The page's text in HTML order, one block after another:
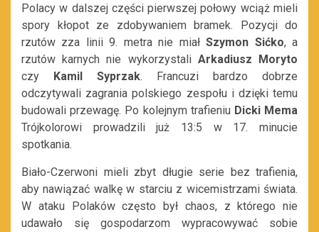
Polacy w dalszej części pierwszej połowy wciąż mieli
spory kłopot ze zdobywaniem bramek. Pozycji do
rzutów zza linii 9. metra nie miałSzymon Sićko, a
rzutów karnych nie wykorzystali Arkadiusz Moryto
czy Kamil Syprzak. Francuzi bardzo dobrze
odczytywali zagrania polskiego zespołu i dzięki temu
budowali przewagę. Po kolejnym trafieniu Dicki Mema
Trójkolorowi prowadzili już 13:5 w 17. minucie
spotkania.
Biało-Czerwoni mieli zbyt długie serie bez trafienia,
aby nawiązać walkę w starciu z wicemistrzami świata.
W ataku Polaków często był chaos, z którego nie
udawało się gospodarzom wypracowywać sobie